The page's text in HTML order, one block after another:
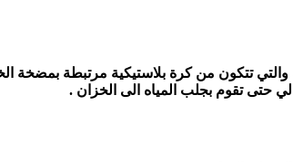
والتي تتكون من كرة بلاستيكية مرتبطة بمضخة
حتى تقوم بجلب المياه الى الخزان .